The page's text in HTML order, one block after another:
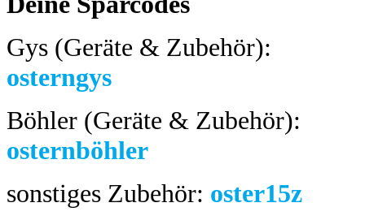
Gys (Geräte & Zubehör):
osterngys
Böhler (Geräte & Zubehör):
osternböhler
sonstiges Zubehör: oster15z